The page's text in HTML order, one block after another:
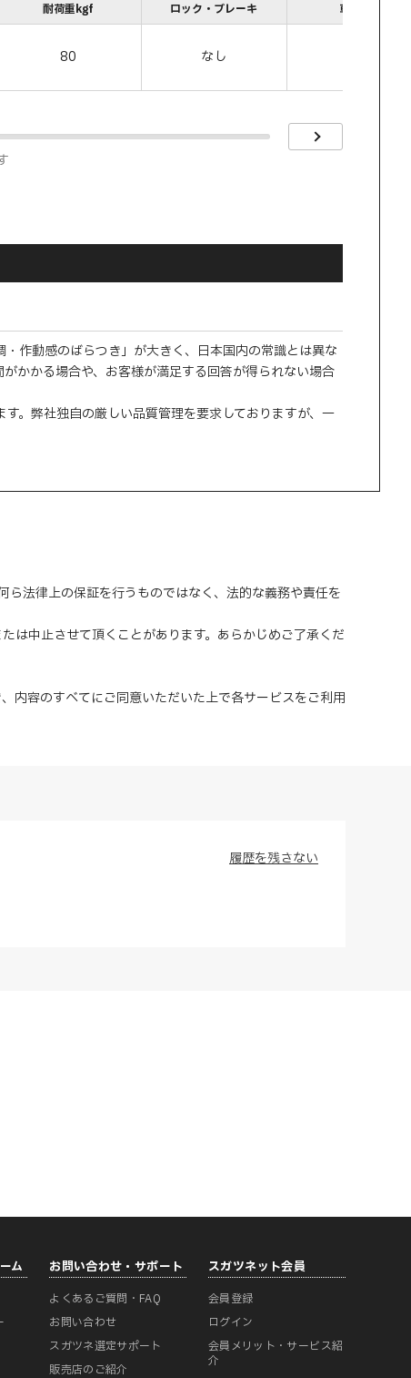
耐荷重kgf ロック・ブレーキ 車輪幅B
80 なし
作動感のばらつき」が大きく、日本国内の常識とは異な
かかる場合や、お客様が満足する回答が得られない場合
。弊社独自の厳しい品質管理を要求しておりますが、一
法律上の保証を行うものではなく、法的な義務や責任を
は中止させて頂くことがあります。あらかじめご了承くだ
内容のすべてにご同意いただいた上で各サービスをご利用
履歴を残さない
ム お問い合わせ・サポート
よくあるご質問・FAQ
お問い合わせ
スガツネ選定サポート
販売店のご紹介
スガツネット会員
会員登録
ログイン
会員メリット・サービス紹
介